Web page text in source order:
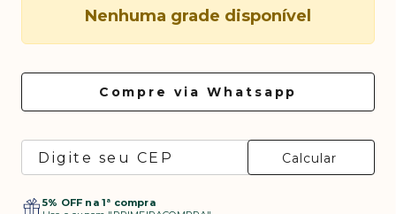
Nenhuma grade disponível
5% OFF na 1ª compra